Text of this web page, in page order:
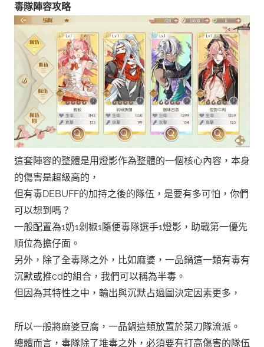
毒隊陣容攻略
這套陣容的整體是用燈影作為整體的一個核心內容，本身
的傷害是超級高的，
但有毒DEBUFF的加持之後的隊伍，是要有多可怕，你們
可以想到嗎？
一般配置為1奶1剁椒1隨便毒隊選手1燈影，助戰第一優先
順位為擔仔面。
另外，除了全毒隊之外，比如麻婆，一品鍋這一類有毒有
沉默或推cd的組合，我們可以稱為半毒。
但因為其特性之中，輸出與沉默占過圖決定因素更多，
所以一般將麻婆豆腐，一品鍋這類放置於菜刀隊流派。
總體而言，毒隊除了堆毒之外，必須要有打高傷害的隊伍